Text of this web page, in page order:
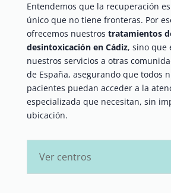
Entendemos que la recuperación
único que no tiene fronteras. Por
ofrecemos nuestros tratamientos
desintoxicación en Cádiz, sino que
nuestros servicios a otras
de España, asegurando que todos
pacientes puedan acceder a la
especializada que necesitan, sin
ubicación.
Ver centros